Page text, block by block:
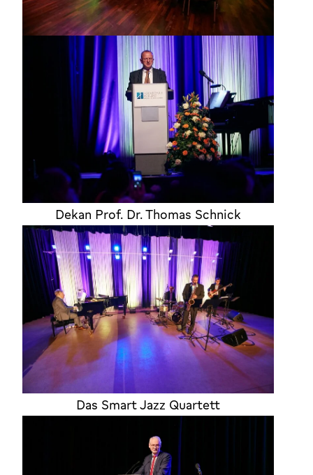
Dekan Prof. Dr. Thomas Schnick
Das Smart Jazz Quartett